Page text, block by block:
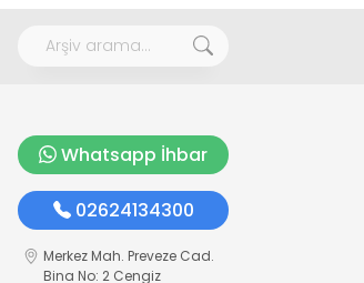
Whatsapp İhbar
02624134300
Merkez Mah. Preveze Cad.
Bina No: 2 Cengiz